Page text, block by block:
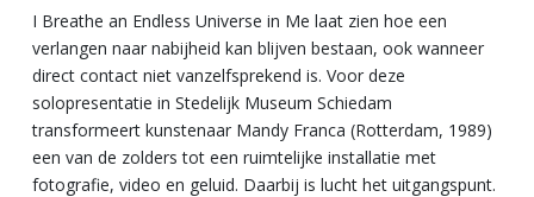
I Breathe an Endless Universe in Me laat zien hoe een
verlangen naar nabijheid kan blijven bestaan, ook wanneer
direct contact niet vanzelfsprekend is. Voor deze
solopresentatie in Stedelijk Museum Schiedam
transformeert kunstenaar Mandy Franca (Rotterdam, 1989)
een van de zolders tot een ruimtelijke installatie met
fotografie, video en geluid. Daarbij is lucht het uitgangspunt.